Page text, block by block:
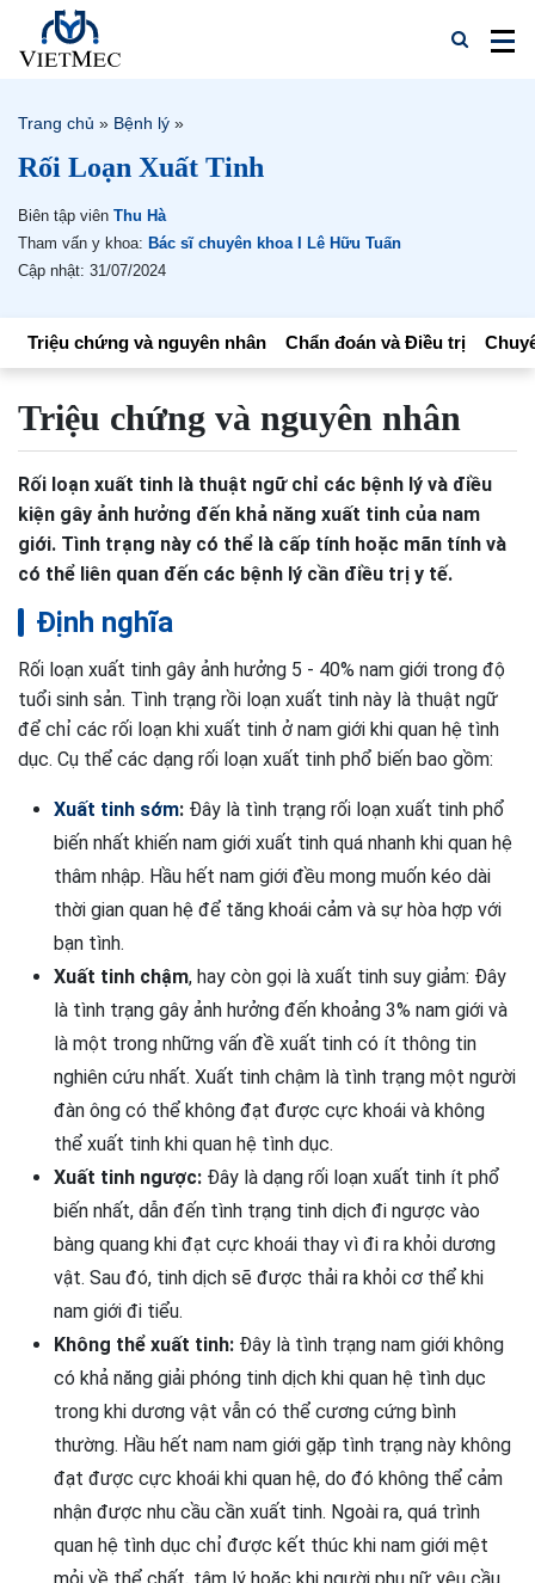
Trang chủ » Bệnh lý »
Rối Loạn Xuất Tinh
Biên tập viên Thu Hà
Tham vấn y khoa: Bác sĩ chuyên khoa I Lê Hữu Tuấn
Cập nhật: 31/07/2024
Triệu chứng và nguyên nhân Chẩn đoán và Điều trị
Triệu chứng và nguyên nhân
Rối loạn xuất tinh là thuật ngữ chỉ các bệnh lý và điều
kiện gây ảnh hưởng đến khả năng xuất tinh của nam
giới. Tình trạng này có thể là cấp tính hoặc mãn tính và
có thể liên quan đến các bệnh lý cần điều trị y tế.
Định nghĩa
Rối loạn xuất tinh gây ảnh hưởng 5 - 40% nam giới trong độ
tuổi sinh sản. Tình trạng rồi loạn xuất tinh này là thuật ngữ
để chỉ các rối loạn khi xuất tinh ở nam giới khi quan hệ tình
dục. Cụ thể các dạng rối loạn xuất tinh phổ biến bao gồm:
Xuất tinh sớm: Đây là tình trạng rối loạn xuất tinh phổ
biến nhất khiến nam giới xuất tinh quá nhanh khi quan hệ
thâm nhập. Hầu hết nam giới đều mong muốn kéo dài
thời gian quan hệ để tăng khoái cảm và sự hòa hợp với
bạn tình.
Xuất tinh chậm, hay còn gọi là xuất tinh suy giảm: Đây
là tình trạng gây ảnh hưởng đến khoảng 3% nam giới và
là một trong những vấn đề xuất tinh có ít thông tin
nghiên cứu nhất. Xuất tinh chậm là tình trạng một người
đàn ông có thể không đạt được cực khoái và không
thể xuất tinh khi quan hệ tình dục.
Xuất tinh ngược: Đây là dạng rối loạn xuất tinh ít phổ
biến nhất, dẫn đến tình trạng tinh dịch đi ngược vào
bàng quang khi đạt cực khoái thay vì đi ra khỏi dương
vật. Sau đó, tinh dịch sẽ được thải ra khỏi cơ thể khi
nam giới đi tiểu.
Không thể xuất tinh: Đây là tình trạng nam giới không
có khả năng giải phóng tinh dịch khi quan hệ tình dục
trong khi dương vật vẫn có thể cương cứng bình
thường. Hầu hết nam nam giới gặp tình trạng này không
đạt được cực khoái khi quan hệ, do đó không thể cảm
nhận được nhu cầu cần xuất tinh. Ngoài ra, quá trình
quan hệ tình dục chỉ được kết thúc khi nam giới mệt